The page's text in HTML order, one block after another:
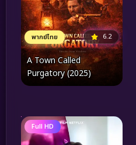
พากย์ไทย 6.2
A Town Called
Purgatory (2025)
Full HD